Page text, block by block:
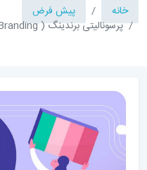
خانه
پیش فرض
پرسونالیتی برندینگ ( Personality Branding )